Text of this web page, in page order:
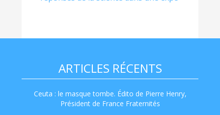
ARTICLES RÉCENTS
Ceuta : le masque tombe. Édito de Pierre Henry,
Président de France Fraternités